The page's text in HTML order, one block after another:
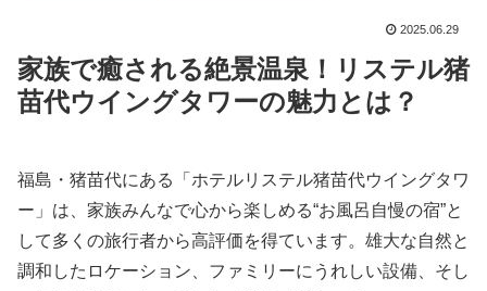
2025.06.29
家族で癒される絶景温泉！リステル猪
苗代ウイングタワーの魅力とは？
福島・猪苗代にある「ホテルリステル猪苗代ウイングタワ
ー」は、家族みんなで心から楽しめる“お風呂自慢の宿”と
して多くの旅行者から高評価を得ています。雄大な自然と
調和したロケーション、ファミリーにうれしい設備、そし